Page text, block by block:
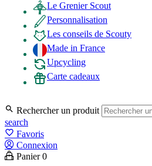
Le Grenier Scout
Personnalisation
Les conseils de Scouty
Made in France
Upcycling
Carte cadeaux
 Rechercher un produit
search
favorite_border Favoris
Connexion
Panier 0